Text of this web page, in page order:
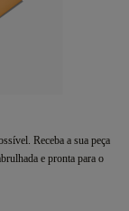
Receba a sua peça
e pronta para o